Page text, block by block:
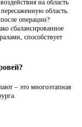
на область
область.
операции?
сбалансированное
способствует
– это многоэтапная